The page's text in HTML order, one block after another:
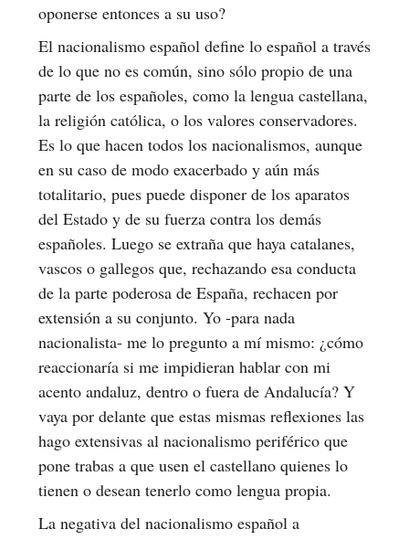
oponerse entonces a su uso?
El nacionalismo español define lo español a través
de lo que no es común, sino sólo propio de una
parte de los españoles, como la lengua castellana,
la religión católica, o los valores conservadores.
Es lo que hacen todos los nacionalismos, aunque
en su caso de modo exacerbado y aún más
totalitario, pues puede disponer de los aparatos
del Estado y de su fuerza contra los demás
españoles. Luego se extraña que haya catalanes,
vascos o gallegos que, rechazando esa conducta
de la parte poderosa de España, rechacen por
extensión a su conjunto. Yo -para nada
nacionalista- me lo pregunto a mí mismo: ¿cómo
reaccionaría si me impidieran hablar con mi
acento andaluz, dentro o fuera de Andalucía? Y
vaya por delante que estas mismas reflexiones las
hago extensivas al nacionalismo periférico que
pone trabas a que usen el castellano quienes lo
tienen o desean tenerlo como lengua propia.
La negativa del nacionalismo español a